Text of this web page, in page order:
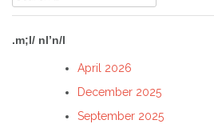
for:
.m;l/ nl’n/l
April 2026
December 2025
September 2025